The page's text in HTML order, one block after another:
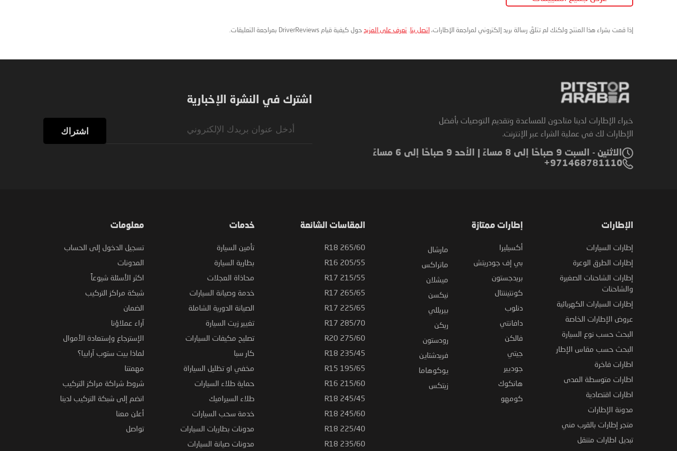
إذا قمت بشراء هذا المنتج ولكنك لم تتلقَ رسالة بريد إلكتروني لمراجعة الإطارات، اتصل بنا تعرف على المزيد حول كيفية قيام DriverReviews بمراجعة التعليقات.
خبراء الإطارات لدينا متاحون للمساعدة وتقديم التوصيات بأفضل
الإطارات لك في عملية الشراء عبر الإنترنت.
الاثنين - السبت 9 صباحًا إلى 8 مساءً | الأحد 9 صباحًا إلى 6 مساءً
971468781110+
اشترك في النشرة الإخبارية
اشتراك
الإطارات
إطارات السيارات
إطارات الطرق الوعرة
إطارات الشاحنات الصغيرة
والشاحنات
إطارات السيارات الكهربائية
عروض الإطارات الخاصة
البحث حسب نوع السيارة
البحث حسب مقاس الإطار
اطارات فاخرة
اطارات متوسطة المدى
اطارات اقتصادية
مدونة الإطارات
متجر إطارات بالقرب مني
تبديل اطارات متنقل
إطارات ممتازة
أكسيليرا
بي إف جودريتش
بريدجستون
كونتيننتال
دنلوب
دافانتي
فالكن
جيتي
جوديير
هانكوك
كومهو
مارشال
ماتراكس
ميشلان
نيكسن
بيريللي
ريكن
رودستون
فريدشتاين
يوكوهاما
زيتكس
المقاسات الشائعة
265/60 R18
205/55 R16
215/55 R17
265/65 R17
225/65 R17
285/70 R17
275/60 R20
235/45 R18
195/65 R15
215/60 R16
245/45 R18
245/60 R18
225/40 R18
235/60 R18
خدمات
تأمين السيارة
بطارية السيارة
محاذاة العجلات
خدمة وصيانة السيارات
الصيانة الدورية الشاملة
تغيير زيت السيارة
تصليح مكيفات السيارات
كار سبا
مخفي او تظليل السياراة
حماية طلاء السيارات
طلاء السيراميك
خدمة سحب السيارات
مدونات بطاريات السيارات
مدونات صيانة السيارات
معلومات
تسجيل الدخول إلى الحساب
المدونات
اكثر الأسئلة شيوعاً
شبكة مراكز التركيب
الضمان
آراء عملاؤنا
الإسترجاع وإستعادة الأموال
لماذا بيت ستوب آرابيا؟
مهمتنا
شروط شراكة مراكز التركيب
انضم إلى شبكة التركيب لدينا
أعلن معنا
تواصل